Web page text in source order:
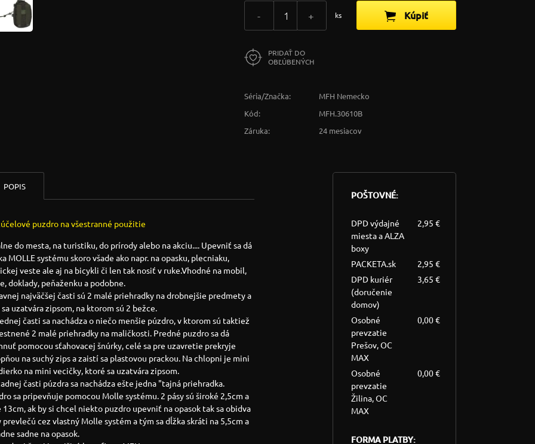
- + ks Kúpiť
PRIDAŤ DO
OBĽÚBENÝCH
Séria/Značka:
MFH Nemecko
Kód:
MFH.30610B
Záruka:
24 mesiacov
POPIS
puzdro na všestranné použitie
do mesta, na turistiku, do prírody alebo na akciu.... Upevniť sa dá
MOLLE systému skoro všade ako napr. na opasku, plecniaku,
veste ale aj na bicykli či len tak nosiť v ruke.Vhodné na mobil,
doklady, peňaženku a podobne.
najväčšej časti sú 2 malé priehradky na drobnejšie predmety a
uzatvára zipsom, na ktorom sú 2 bežce.
časti sa nachádza o niečo menšie púzdro, v ktorom sú taktiež
2 malé priehradky na maličkosti. Predné puzdro sa dá
pomocou sťahovacej šnúrky, celé sa pre uzavretie prekryje
na suchý zips a zaistí sa plastovou prackou. Na chlopni je mini
na mini vecičky, ktoré sa uzatvára zipsom.
časti púzdra sa nachádza ešte jedna "tajná priehradka.
sa pripevňuje pomocou Molle systému. 2 pásy sú široké 2,5cm a
13cm, ak by si chcel niekto puzdro upevniť na opasok tak sa obidva
prevlečú cez vlastný Molle systém a tým sa dĺžka skráti na 5,5cm a
sadne na opasok.
POŠTOVNÉ:
DPD výdajné
miesta a ALZA
boxy
2,95 €
PACKETA.sk
2,95 €
DPD kuriér
(doručenie
domov)
3,65 €
Osobné
prevzatie
Prešov, OC
MAX
0,00 €
Osobné
prevzatie
Žilina, OC
MAX
0,00 €
FORMA PLATBY: